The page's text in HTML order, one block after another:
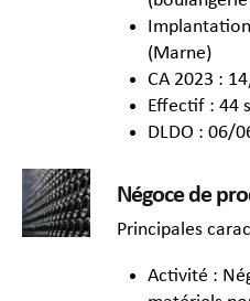
(Marne)
CA 2023 :
Effectif : 44
DLDO : 06/
Négoce de
Principales
Activité :